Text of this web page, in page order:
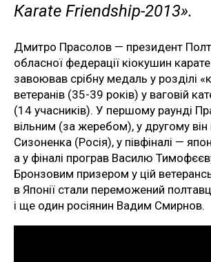
Кarate Friendship-2013».
Дмитро Прасолов — президент
обласної федерації кіокушин
завоював срібну медаль у розділі
ветеранів (35-39 років) у ваговій
(14 учасників). У першому раунді
вільним (за жеребом), у другому він
Сизоненка (Росія), у півфіналі —
а у фіналі програв Василю
Бронзовим призером у цій
в Японії стали переможений
і ще один росіянин Вадим Смирнов.